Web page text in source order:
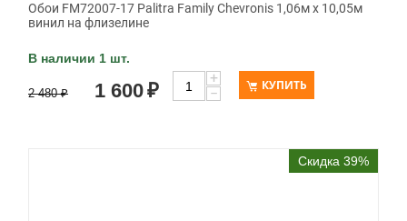
Обои FM72007-17 Palitra Family Chevronis 1,06м х 10,05м
винил на флизелине
В наличии 1 шт.
2 480 ₽ 1 600₽
+
−
КУПИТЬ
Скидка 39%